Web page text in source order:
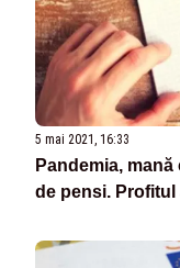
5 mai 2021, 16:33
Pandemia,
de pensi. Profitul